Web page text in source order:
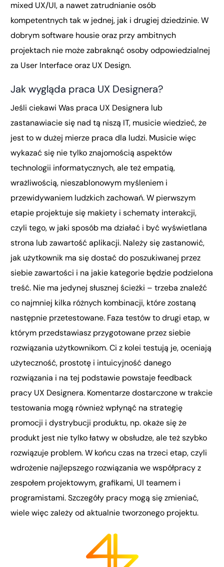
mixed UX/UI, a nawet zatrudnianie osób
kompetentnych tak w jednej, jak i drugiej dziedzinie. W
dobrym software housie oraz przy ambitnych
projektach nie może zabraknąć osoby odpowiedzialnej
za User Interface oraz UX Design.
Jak wygląda praca UX Designera?
Jeśli ciekawi Was praca UX Designera lub
zastanawiacie się nad tą niszą IT, musicie wiedzieć, że
jest to w dużej mierze praca dla ludzi. Musicie więc
wykazać się nie tylko znajomością aspektów
technologii informatycznych, ale też empatią,
wrażliwością, nieszablonowym myśleniem i
przewidywaniem ludzkich zachowań. W pierwszym
etapie projektuje się makiety i schematy interakcji,
czyli tego, w jaki sposób ma działać i być wyświetlana
strona lub zawartość aplikacji. Należy się zastanowić,
jak użytkownik ma się dostać do poszukiwanej przez
siebie zawartości i na jakie kategorie będzie podzielona
treść. Nie ma jedynej słusznej ścieżki – trzeba znaleźć
co najmniej kilka różnych kombinacji, które zostaną
następnie przetestowane. Faza testów to drugi etap, w
którym przedstawiasz przygotowane przez siebie
rozwiązania użytkownikom. Ci z kolei testują je, oceniają
użyteczność, prostotę i intuicyjność danego
rozwiązania i na tej podstawie powstaje feedback
pracy UX Designera. Komentarze dostarczone w trakcie
testowania mogą również wpłynąć na strategię
promocji i dystrybucji produktu, np. okaże się że
produkt jest nie tylko łatwy w obsłudze, ale też szybko
rozwiązuje problem. W końcu czas na trzeci etap, czyli
wdrożenie najlepszego rozwiązania we współpracy z
zespołem projektowym, grafikami, UI teamem i
programistami. Szczegóły pracy mogą się zmieniać,
wiele więc zależy od aktualnie tworzonego projektu.